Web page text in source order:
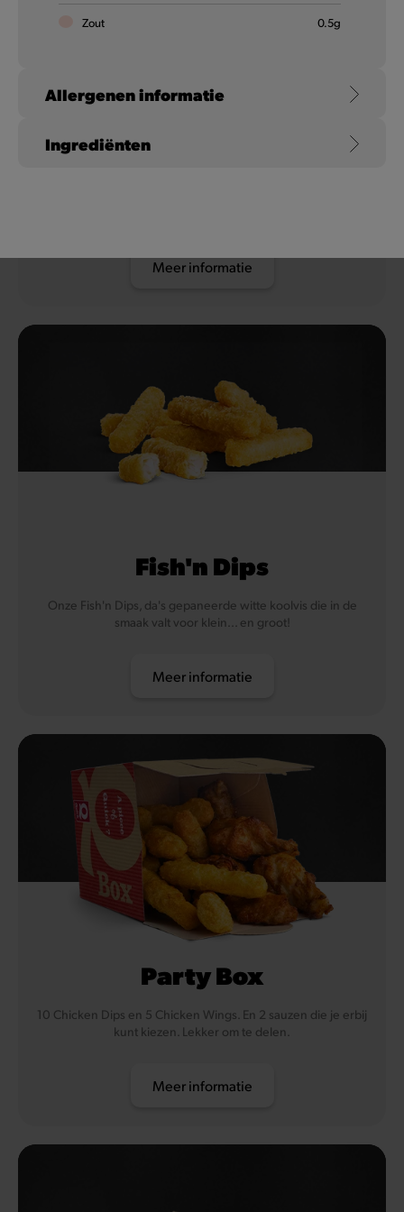
Chicken Wings
Meer informatie
Fish'n Dips
Onze Fish'n Dips, da's gepaneerde witte koolvis die in de
smaak valt voor klein... en groot!
Meer informatie
Party Box
10 Chicken Dips en 5 Chicken Wings. En 2 sauzen die je erbij
kunt kiezen. Lekker om te delen.
Meer informatie
Zout 0.5g
Allergenen informatie
Sesamzaad
Eieren
Vis
Ingrediënten